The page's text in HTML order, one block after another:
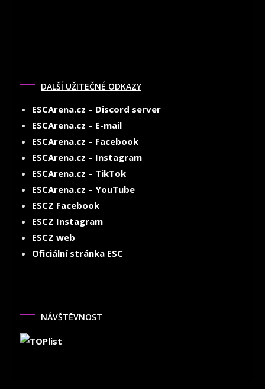
DALŠÍ UŽITEČNÉ ODKAZY
ESCArena.cz – Discord server
ESCArena.cz – E-mail
ESCArena.cz – Facebook
ESCArena.cz – Instagram
ESCArena.cz – TikTok
ESCArena.cz – YouTube
ESCZ Facebook
ESCZ Instagram
ESCZ web
Oficiální stránka ESC
NÁVŠTĚVNOST